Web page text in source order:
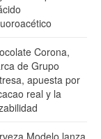
Corona,
de Grupo
apuesta por
real y la
Modelo lanza